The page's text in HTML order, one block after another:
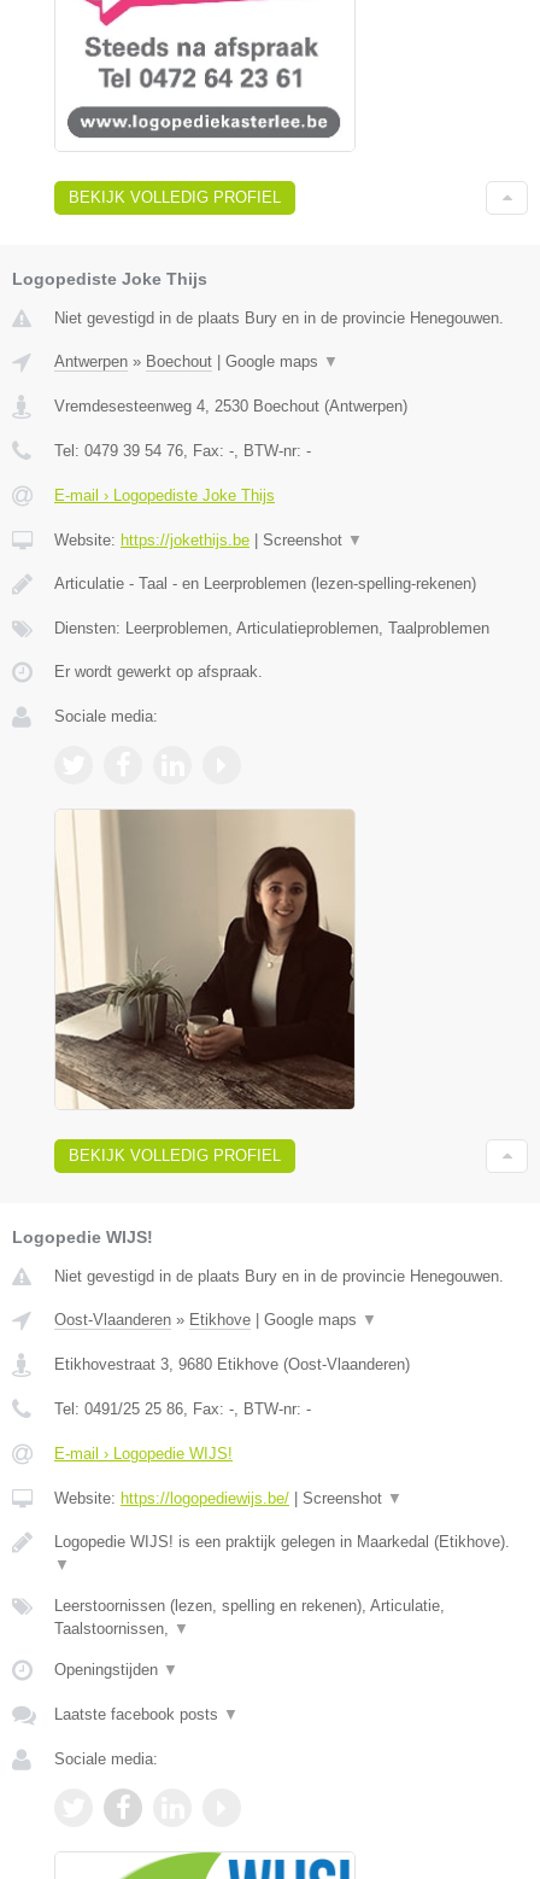
BEKIJK VOLLEDIG PROFIEL
Logopediste Joke Thijs
Niet gevestigd in de plaats Bury en in de provincie Henegouwen.
Antwerpen » Boechout Google maps ▼
Vremdesesteenweg 4, 2530 Boechout (Antwerpen)
Tel: 0479 39 54 76, Fax: -, BTW-nr: -
E-mail › Logopediste Joke Thijs
Website: https://jokethijs.be Screenshot ▼
Articulatie - Taal - en Leerproblemen (lezen-spelling-rekenen)
Diensten: Leerproblemen, Articulatieproblemen, Taalproblemen
Er wordt gewerkt op afspraak.
Sociale media:
BEKIJK VOLLEDIG PROFIEL
Logopedie WIJS!
Niet gevestigd in de plaats Bury en in de provincie Henegouwen.
Oost-Vlaanderen » Etikhove Google maps ▼
Etikhovestraat 3, 9680 Etikhove (Oost-Vlaanderen)
Tel: 0491/25 25 86, Fax: -, BTW-nr: -
E-mail › Logopedie WIJS!
Website: https://logopediewijs.be/ Screenshot ▼
Logopedie WIJS! is een praktijk gelegen in Maarkedal (Etikhove).
▼
Leerstoornissen (lezen, spelling en rekenen), Articulatie,
Taalstoornissen, ▼
Openingstijden ▼
Laatste facebook posts ▼
Sociale media: